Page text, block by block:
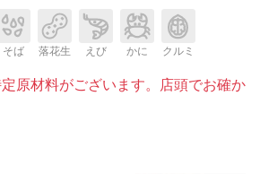
そば 落花生 えび かに クルミ
原材料がございます。店頭でお確か